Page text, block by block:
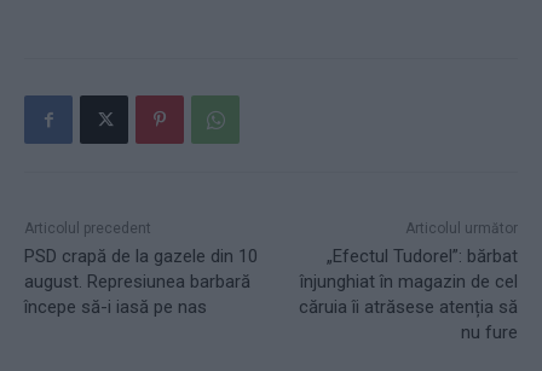
Articolul precedent
PSD crapă de la gazele din 10
august. Represiunea barbară
începe să-i iasă pe nas
Articolul următor
„Efectul Tudorel”: bărbat
înjunghiat în magazin de cel
căruia îi atrăsese atenția să
nu fure